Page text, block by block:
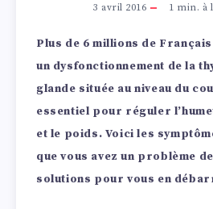
3 avril 2016 1 min. à
Plus de 6 millions de
un dysfonctionnement de la
glande située au niveau du
essentiel pour réguler
et le poids. Voici les
que vous avez un problème
solutions pour vous en